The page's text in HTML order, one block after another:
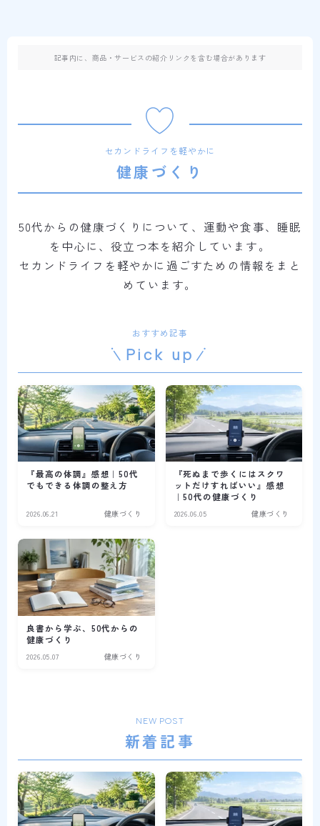
記事内に、商品・サービスの紹介リンクを含む場合があります
セカンドライフを軽やかに
健康づくり
50代からの健康づくりについて、運動や食事、睡眠
を中心に、役立つ本を紹介しています。
セカンドライフを軽やかに過ごすための情報をまと
めています。
おすすめ記事
Pick up
『最高の体調』感想｜50代
でもできる体調の整え方
2026.06.21 健康づくり
『死ぬまで歩くにはスクワ
ットだけすればいい』感想
｜50代の健康づくり
2026.06.05 健康づくり
良書から学ぶ、50代からの
健康づくり
2026.05.07 健康づくり
NEW POST
新着記事